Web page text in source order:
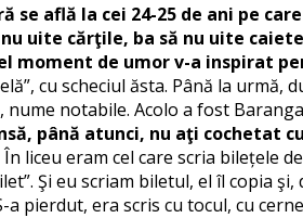
se află la cei 24-25 de ani pe
nu uite cărţile, ba să nu uite
moment de umor v-a inspirat
cu scheciul ăsta. Până la
nume notabile. Acolo a fost
până atunci, nu aţi
liceu eram cel care scria bilețele
Şi eu scriam biletul, el îl copia
a pierdut, era scris cu tocul, cu